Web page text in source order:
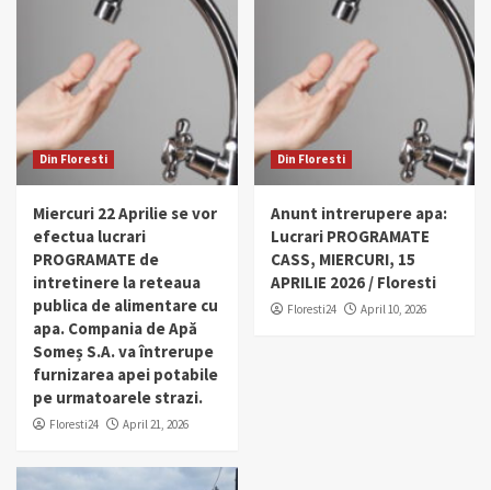
Din Floresti
Miercuri 22 Aprilie se vor
efectua lucrari
PROGRAMATE de
intretinere la reteaua
publica de alimentare cu
apa. Compania de Apă
Someș S.A. va întrerupe
furnizarea apei potabile
pe urmatoarele strazi.
Floresti24 April 21, 2026
Din Floresti
Anunt intrerupere apa:
Lucrari PROGRAMATE
CASS, MIERCURI, 15
APRILIE 2026 / Floresti
Floresti24 April 10, 2026